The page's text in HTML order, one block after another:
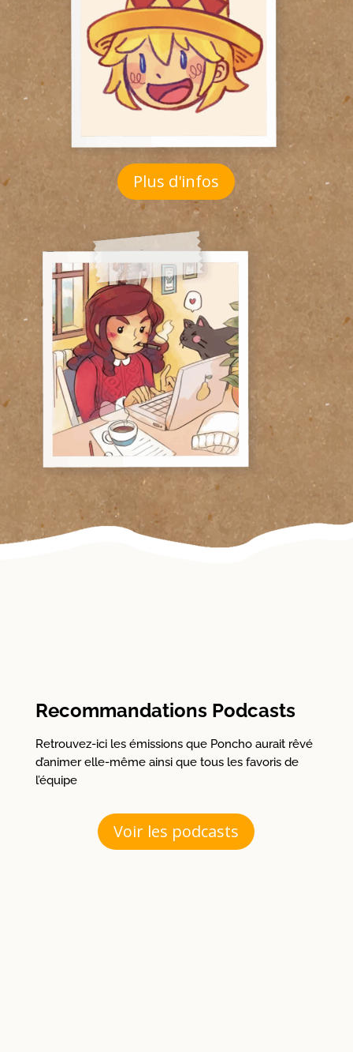
Plus d'infos
Recommandations Podcasts
Retrouvez-ici les émissions que Poncho aurait rêvé
d’animer elle-même ainsi que tous les favoris de
l’équipe
Voir les podcasts